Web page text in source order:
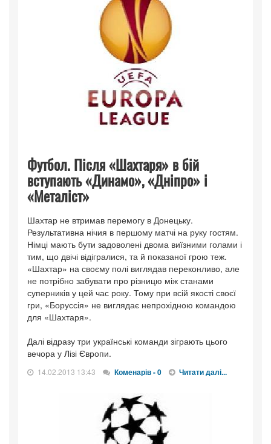
Футбол. Після «Шахтаря» в бій
вступають «Динамо», «Дніпро» і
«Металіст»
Шахтар не втримав перемогу в Донецьку.
Результативна нічия в першому матчі на руку гостям.
Німці мають бути задоволені двома виїзними голами і
тим, що двічі відігралися, та й показаної грою теж.
«Шахтар» на своєму полі виглядав переконливо, але
не потрібно забувати про різницю між станами
суперників у цей час року. Тому при всій якості своєї
гри, «Боруссія» не виглядає непрохідною командою
для «Шахтаря».
Далі відразу три українські команди зіграють цього
вечора у Лізі Європи.
14.02.2013 13:43 Коменарів - 0 Читати далі...